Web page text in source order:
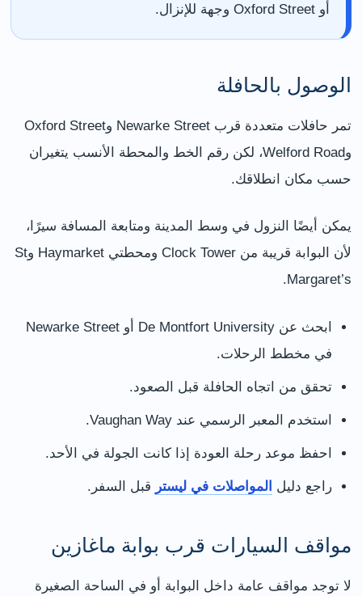
أو Oxford Street وجهة للإنزال.
الوصول بالحافلة
تمر حافلات متعددة قرب Newarke Street وOxford Street
وWelford Road، لكن رقم الخط والمحطة الأنسب يتغيران
حسب مكان انطلاقك.
يمكن أيضًا النزول في وسط المدينة ومتابعة المسافة سيرًا،
لأن البوابة قريبة من Clock Tower ومحطتي Haymarket وSt
Margaret’s.
ابحث عن De Montfort University أو Newarke Street
في مخطط الرحلات.
تحقق من اتجاه الحافلة قبل الصعود.
استخدم المعبر الرسمي عند Vaughan Way.
احفظ موعد رحلة العودة إذا كانت الجولة في الأحد.
راجع دليل المواصلات في ليستر قبل السفر.
مواقف السيارات قرب بوابة ماغازين
لا توجد مواقف عامة داخل البوابة أو في الساحة الصغيرة